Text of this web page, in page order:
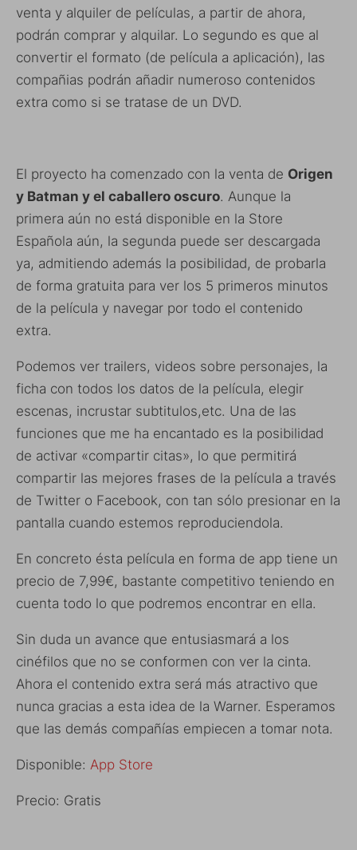
venta y alquiler de películas, a partir de ahora,
podrán comprar y alquilar. Lo segundo es que al
convertir el formato (de película a aplicación), las
compañias podrán añadir numeroso contenidos
extra como si se tratase de un DVD.
El proyecto ha comenzado con la venta de Origen
y Batman y el caballero oscuro. Aunque la
primera aún no está disponible en la Store
Española aún, la segunda puede ser descargada
ya, admitiendo además la posibilidad, de probarla
de forma gratuita para ver los 5 primeros minutos
de la película y navegar por todo el contenido
extra.
Podemos ver trailers, videos sobre personajes, la
ficha con todos los datos de la película, elegir
escenas, incrustar subtitulos,etc. Una de las
funciones que me ha encantado es la posibilidad
de activar «compartir citas», lo que permitirá
compartir las mejores frases de la película a través
de Twitter o Facebook, con tan sólo presionar en la
pantalla cuando estemos reproduciendola.
En concreto ésta película en forma de app tiene un
precio de 7,99€, bastante competitivo teniendo en
cuenta todo lo que podremos encontrar en ella.
Sin duda un avance que entusiasmará a los
cinéfilos que no se conformen con ver la cinta.
Ahora el contenido extra será más atractivo que
nunca gracias a esta idea de la Warner. Esperamos
que las demás compañías empiecen a tomar nota.
Disponible: App Store
Precio: Gratis